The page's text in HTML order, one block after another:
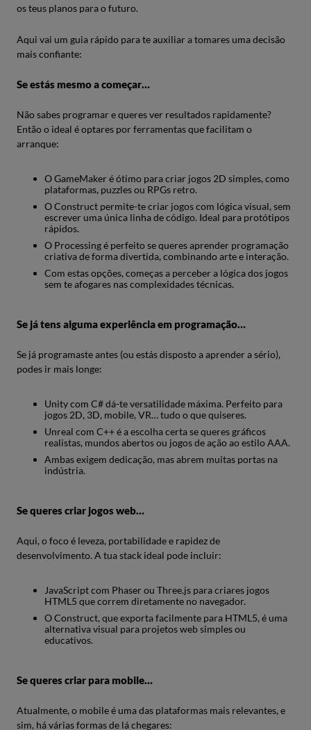
os teus planos para o futuro.
Aqui vai um guia rápido para te auxiliar a tomares uma decisão
mais confiante:
Se estás mesmo a começar…
Não sabes programar e queres ver resultados rapidamente?
Então o ideal é optares por ferramentas que facilitam o
arranque:
O GameMaker é ótimo para criar jogos 2D simples, como
plataformas, puzzles ou RPGs retro.
O Construct permite-te criar jogos com lógica visual, sem
escrever uma única linha de código. Ideal para protótipos
rápidos.
O Processing é perfeito se queres aprender programação
criativa de forma divertida, combinando arte e interação.
Com estas opções, começas a perceber a lógica dos jogos
sem te afogares nas complexidades técnicas.
Se já tens alguma experiência em programação…
Se já programaste antes (ou estás disposto a aprender a sério),
podes ir mais longe:
Unity com C# dá-te versatilidade máxima. Perfeito para
jogos 2D, 3D, mobile, VR… tudo o que quiseres.
Unreal com C++ é a escolha certa se queres gráficos
realistas, mundos abertos ou jogos de ação ao estilo AAA.
Ambas exigem dedicação, mas abrem muitas portas na
indústria.
Se queres criar jogos web…
Aqui, o foco é leveza, portabilidade e rapidez de
desenvolvimento. A tua stack ideal pode incluir:
JavaScript com Phaser ou Three.js para criares jogos
HTML5 que correm diretamente no navegador.
O Construct, que exporta facilmente para HTML5, é uma
alternativa visual para projetos web simples ou
educativos.
Se queres criar para mobile…
Atualmente, o mobile é uma das plataformas mais relevantes, e
sim, há várias formas de lá chegares: